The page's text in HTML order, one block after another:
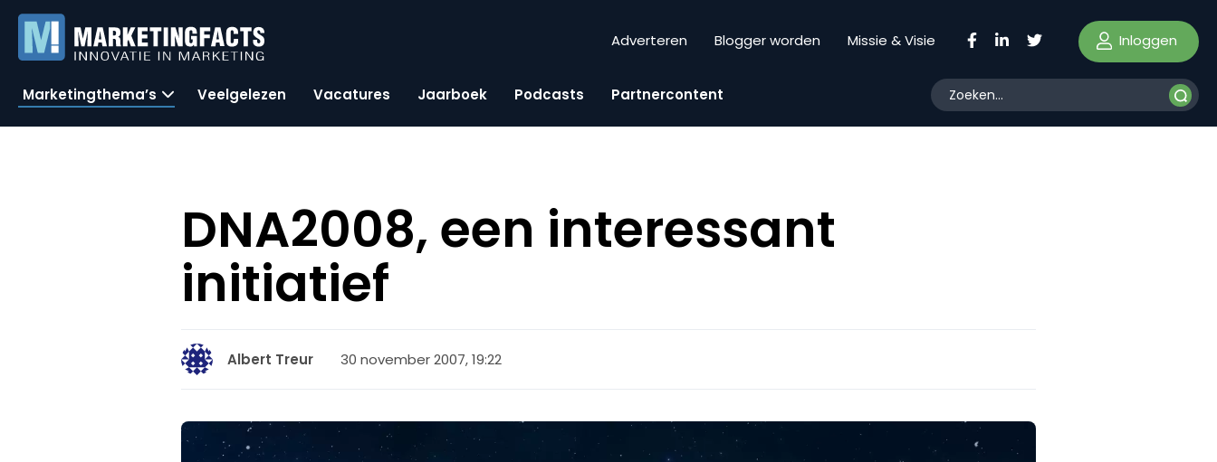
Adverteren Blogger worden Missie & Visie Inloggen
Marketingthema’s Veelgelezen Vacatures Jaarboek Podcasts Partnercontent
DNA2008, een interessant
initiatief
Albert Treur 30 november 2007, 19:22